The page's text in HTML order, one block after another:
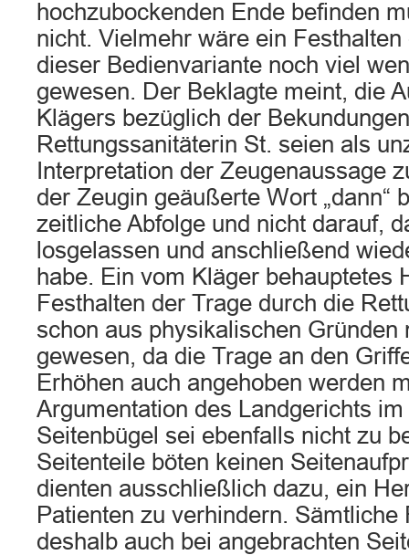
hochzubockenden Ende befinden
nicht. Vielmehr wäre ein
dieser Bedienvariante noch viel
gewesen. Der Beklagte meint, die
Klägers bezüglich der
Rettungssanitäterin St. seien als
Interpretation der Zeugenaussage
der Zeugin geäußerte Wort „dann“
zeitliche Abfolge und nicht darauf,
losgelassen und anschließend
habe. Ein vom Kläger behauptetes
Festhalten der Trage durch die
schon aus physikalischen Gründen
gewesen, da die Trage an den
Erhöhen auch angehoben werden
Argumentation des Landgerichts
Seitenbügel sei ebenfalls nicht zu
Seitenteile böten keinen
dienten ausschließlich dazu, ein
Patienten zu verhindern. Sämtliche
deshalb auch bei angebrachten